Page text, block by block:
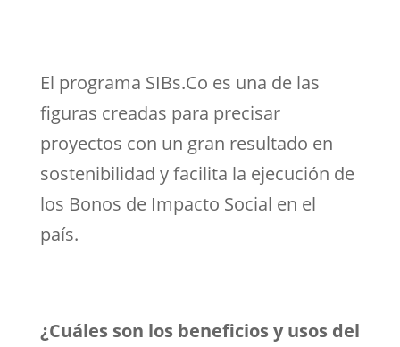
El programa SIBs.Co es una de las
figuras creadas para precisar
proyectos con un gran resultado en
sostenibilidad y facilita la ejecución de
los Bonos de Impacto Social en el
país.
¿Cuáles son los beneficios y usos del